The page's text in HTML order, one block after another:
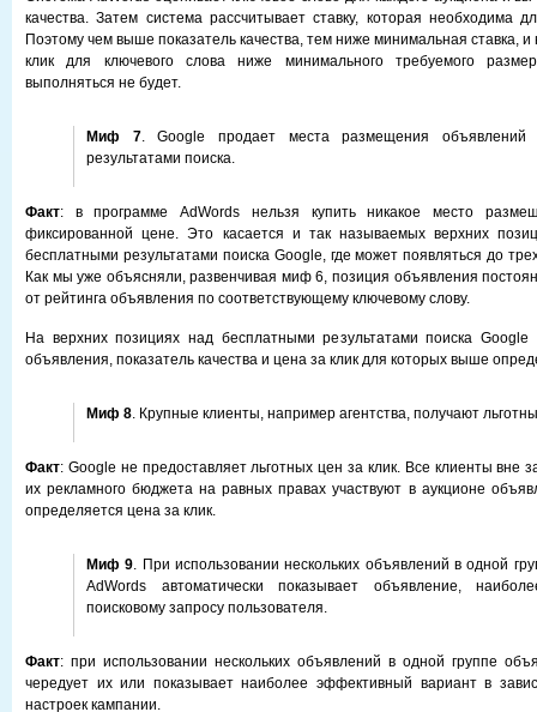
качества. Затем система рассчитывает ставку, которая необходима
Поэтому чем выше показатель качества, тем ниже минимальная ставка,
клик для ключевого слова ниже минимального требуемого
выполняться не будет.
Миф 7. Google продает места размещения
результатами поиска.
Факт: в программе AdWords нельзя купить никакое место
фиксированной цене. Это касается и так называемых верхних
бесплатными результатами поиска Google, где может появляться до
Как мы уже объясняли, развенчивая миф 6, позиция объявления
от рейтинга объявления по соответствующему ключевому слову.
На верхних позициях над бесплатными результатами поиска Google
объявления, показатель качества и цена за клик для которых выше
Миф 8. Крупные клиенты, например агентства, получают
Факт: Google не предоставляет льготных цен за клик. Все клиенты вне
их рекламного бюджета на равных правах участвуют в аукционе
определяется цена за клик.
Миф 9. При использовании нескольких объявлений в одной
AdWords автоматически показывает объявление,
поисковому запросу пользователя.
Факт: при использовании нескольких объявлений в одной группе
чередует их или показывает наиболее эффективный вариант в
настроек кампании.